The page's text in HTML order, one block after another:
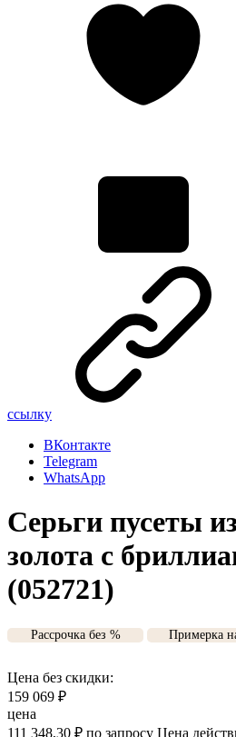
ссылку
ВКонтакте
Telegram
WhatsApp
Серьги пусеты
золота с
(052721)
Рассрочка без % Примерка
Цена без скидки:
159 069 ₽
цена
111 348,30 ₽ по запросу Цена